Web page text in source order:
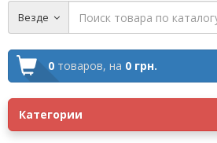
Везде
0 товаров, на 0 грн.
Категории